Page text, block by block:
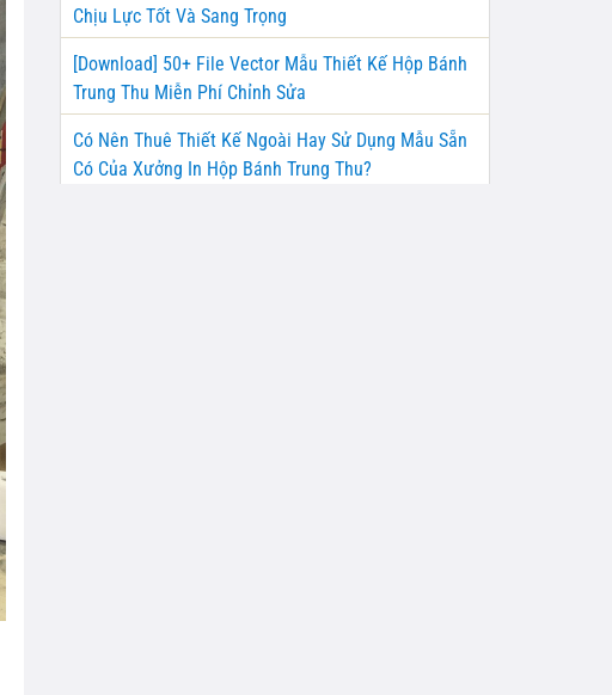
Chịu Lực Tốt Và Sang Trọng
[Download] 50+ File Vector Mẫu Thiết Kế Hộp Bánh
Trung Thu Miễn Phí Chỉnh Sửa
Có Nên Thuê Thiết Kế Ngoài Hay Sử Dụng Mẫu Sẵn
Có Của Xưởng In Hộp Bánh Trung Thu?